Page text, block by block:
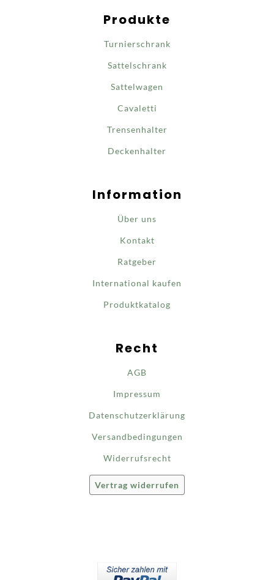
Produkte
Turnierschrank
Sattelschrank
Sattelwagen
Cavaletti
Trensenhalter
Deckenhalter
Information
Über uns
Kontakt
Ratgeber
International kaufen
Produktkatalog
Recht
AGB
Impressum
Datenschutzerklärung
Versandbedingungen
Widerrufsrecht
Vertrag widerrufen